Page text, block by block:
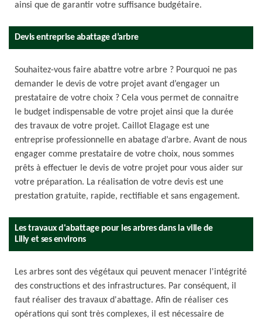
ainsi que de garantir votre suffisance budgétaire.
Devis entreprise abattage d’arbre
Souhaitez-vous faire abattre votre arbre ? Pourquoi ne pas
demander le devis de votre projet avant d’engager un
prestataire de votre choix ? Cela vous permet de connaitre
le budget indispensable de votre projet ainsi que la durée
des travaux de votre projet. Caillot Elagage est une
entreprise professionnelle en abatage d’arbre. Avant de nous
engager comme prestataire de votre choix, nous sommes
prêts à effectuer le devis de votre projet pour vous aider sur
votre préparation. La réalisation de votre devis est une
prestation gratuite, rapide, rectifiable et sans engagement.
Les travaux d'abattage pour les arbres dans la ville de
Lilly et ses environs
Les arbres sont des végétaux qui peuvent menacer l'intégrité
des constructions et des infrastructures. Par conséquent, il
faut réaliser des travaux d'abattage. Afin de réaliser ces
opérations qui sont très complexes, il est nécessaire de